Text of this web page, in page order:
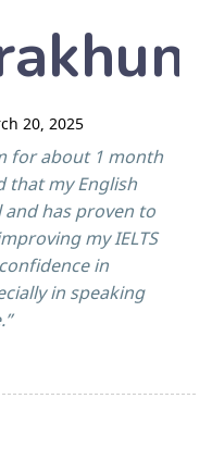
20, 2025
for about 1 month
that my English
has proven to
my IELTS
in
in speaking